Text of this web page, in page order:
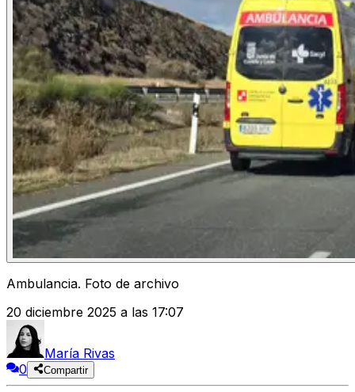
Ambulancia. Foto de archivo
20 diciembre 2025 a las 17:07
María Rivas
0
Compartir